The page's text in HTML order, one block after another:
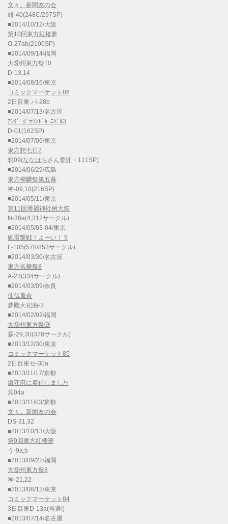
文々。新聞友の会
緋-40(248C/297SP)
■2014/10/12/大阪
第10回東方紅楼夢
O-27ab(2100SP)
■2014/09/14/福岡
大⑨州東方祭10
D-13,14
■2014/08/16/東京
コミックマーケット86
2日目東 パ-28b
■2014/07/13/名古屋
ｱﾝﾀﾞｰｸﾞﾗｳﾝﾄﾞｶｰﾆﾊﾞﾙ3
D-01(162SP)
■2014/07/06/東京
東方想七日2
想09(ななはちさん委託・111SP)
■2014/06/29/広島
東方椰麟祭第五幕
神-09,10(216SP)
■2014/05/11/東京
第11回博麗神社例大祭
N-38a(4,312サークル)
■2014/05/03-04/東京
砲雷撃戦！よーい！ 9
F-105(578/853サークル)
■2014/03/30/名古屋
東方名華祭8
A-23(334サークル)
■2014/03/09/奈良
仙仏蒐合
夢殿大祀廟-3
■2014/02/02/福岡
大⑨州東方祭⑨
霖-29,30(378サークル)
■2013/12/30/東京
コミックマーケット85
2日目東セ-30a
■2013/11/17/京都
鎮守府に着任しました
呉04a
■2013/11/03/京都
文々。新聞友の会
DS-31,32
■2013/10/13/大阪
第9回東方紅楼夢
う-9a,b
■2013/09/22/福岡
大⑨州東方祭8
神-21,22
■2013/08/12/東京
コミックマーケット84
3日目東D-13a(当選!)
■2013/07/14/名古屋